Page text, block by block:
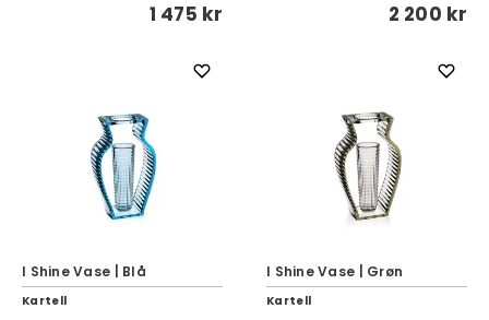
1 475 kr 2 200 kr
I Shine Vase | Blå
Kartell
I Shine Vase | Grøn
Kartell